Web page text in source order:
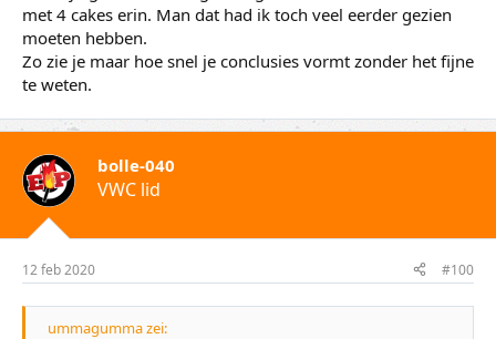
met 4 cakes erin. Man dat had ik toch veel eerder gezien
moeten hebben.
Zo zie je maar hoe snel je conclusies vormt zonder het fijne
te weten.
bolle-040
VWC lid
12 feb 2020 #100
ummagumma zei: